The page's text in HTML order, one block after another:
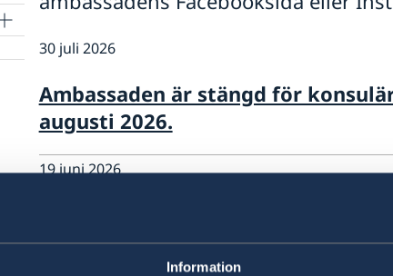
Information
30 juli 2026
Ambassaden är stängd för
augusti 2026.
19 juni 2026
Nya regler för svenskt